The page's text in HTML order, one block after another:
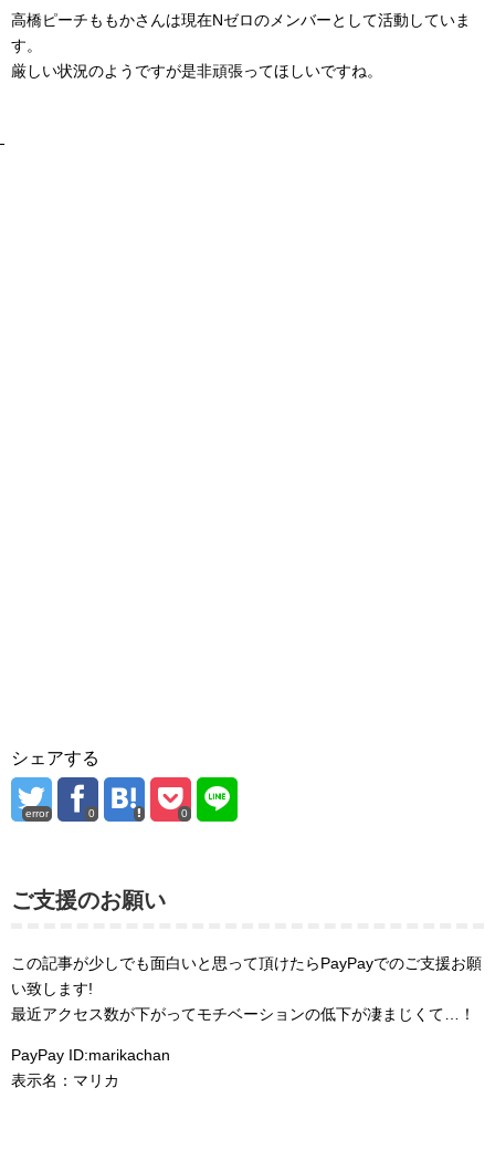
高橋ピーチももかさんは現在Nゼロのメンバーとして活動していま
す。
厳しい状況のようですが是非頑張ってほしいですね。
シェアする
error 0 0
ご支援のお願い
この記事が少しでも面白いと思って頂けたらPayPayでのご支援お願
い致します!
最近アクセス数が下がってモチベーションの低下が凄まじくて…！
PayPay ID:marikachan
表示名：マリカ